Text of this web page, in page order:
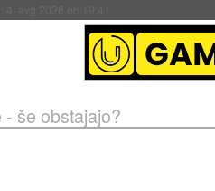
še obstajajo?